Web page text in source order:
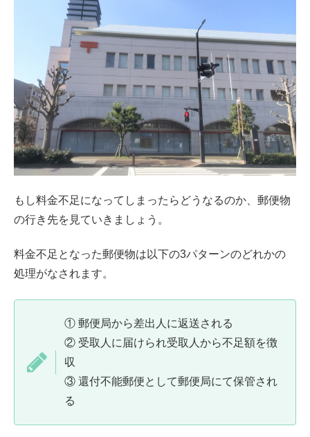
もし料金不足になってしまったらどうなるのか、郵便物
の行き先を見ていきましょう。
料金不足となった郵便物は以下の3パターンのどれかの
処理がなされます。
① 郵便局から差出人に返送される
② 受取人に届けられ受取人から不足額を徴
収
③ 還付不能郵便として郵便局にて保管され
る